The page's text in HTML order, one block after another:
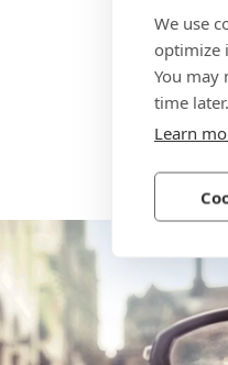
We use
optimize
You may
time
Learn